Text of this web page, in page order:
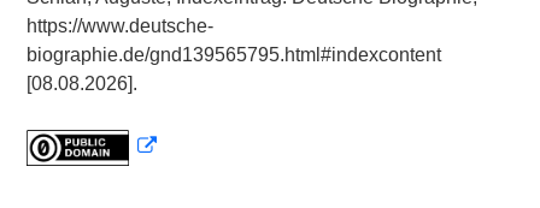
https://www.deutsche-
biographie.de/gnd139565795.html#indexcontent
[08.08.2026].